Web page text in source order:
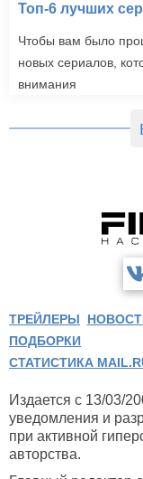
Топ-6 лучших
Чтобы вам было
новых сериалов,
внимания
ТРЕЙЛЕРЫ
ПОДБОРКИ
СТАТИСТИКА
Издается с 13/03/
уведомления и
при активной
авторства.